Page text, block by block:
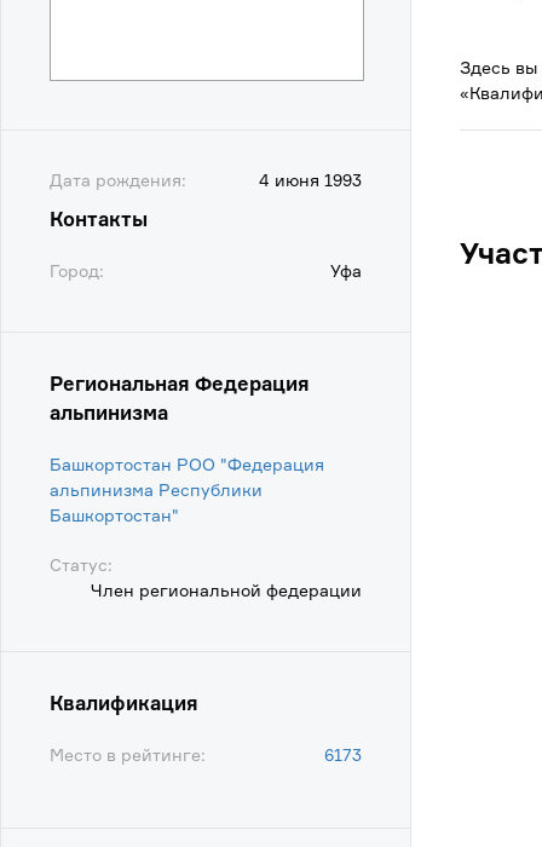
Дата рождения: 4 июня 1993
Контакты
Город: Уфа
Региональная Федерация
альпинизма
Башкортостан РОО "Федерация
альпинизма Республики
Башкортостан"
Статус:
Член региональной федерации
Квалификация
Место в рейтинге: 6173
Здесь вы